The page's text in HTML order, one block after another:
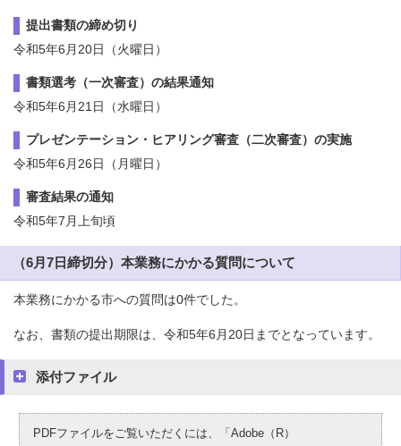
提出書類の締め切り
令和5年6月20日（火曜日）
書類選考（一次審査）の結果通知
令和5年6月21日（水曜日）
プレゼンテーション・ヒアリング審査（二次審査）の実施
令和5年6月26日（月曜日）
審査結果の通知
令和5年7月上旬頃
（6月7日締切分）本業務にかかる質問について
本業務にかかる市への質問は0件でした。
なお、書類の提出期限は、令和5年6月20日までとなっています。
添付ファイル
PDFファイルをご覧いただくには、「Adobe（R）